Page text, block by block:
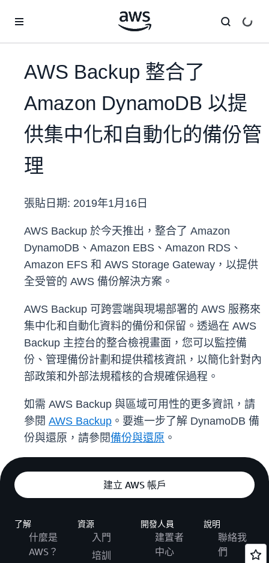
AWS Backup 整合了
Amazon DynamoDB 以提
供集中化和自動化的備份管
理
張貼日期: 2019年1月16日
AWS Backup 於今天推出，整合了 Amazon
DynamoDB、Amazon EBS、Amazon RDS、
Amazon EFS 和 AWS Storage Gateway，以提供
全受管的 AWS 備份解決方案。
AWS Backup 可跨雲端與現場部署的 AWS 服務來
集中化和自動化資料的備份和保留。透過在 AWS
Backup 主控台的整合檢視畫面，您可以監控備
份、管理備份計劃和提供稽核資訊，以簡化針對內
部政策和外部法規稽核的合規確保過程。
如需 AWS Backup 與區域可用性的更多資訊，請
參閱 AWS Backup 。要進一步了解 DynamoDB 備
份與還原，請參閱備份與還原 。
建立 AWS 帳戶
了解
什麼是
AWS？
資源
入門
培訓
開發人員
建置者
中心
說明
聯絡我
們